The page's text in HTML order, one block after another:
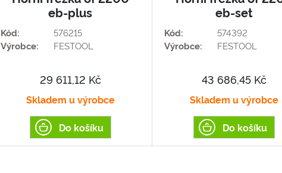
eb-plus
Kód:
576215
Výrobce:
FESTOOL
29 611,12 Kč
Skladem u výrobce
Do košíku
eb-set
Kód:
574392
Výrobce:
FESTOOL
43 686,45 Kč
Skladem u výrobce
Do košíku